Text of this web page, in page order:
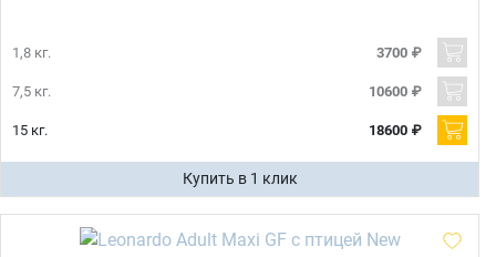
1,8 кг. 3700 ₽
7,5 кг. 10600 ₽
15 кг. 18600 ₽
Купить в 1 клик